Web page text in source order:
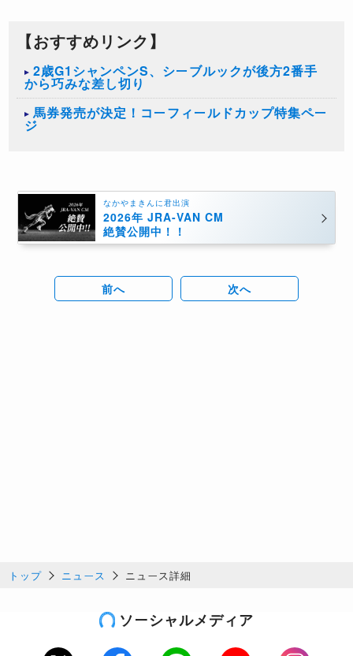
【おすすめリンク】
2歳G1シャンペンS、シーブルックが後方2番手
から巧みな差し切り
馬券発売が決定！コーフィールドカップ特集ペー
ジ
なかやまきんに君出演
2026年 JRA-VAN CM
絶賛公開中！！
前へ 次へ
トップ ニュース ニュース詳細
ソーシャルメディア